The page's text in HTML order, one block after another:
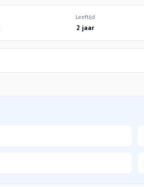
Leeftijd
2 jaar